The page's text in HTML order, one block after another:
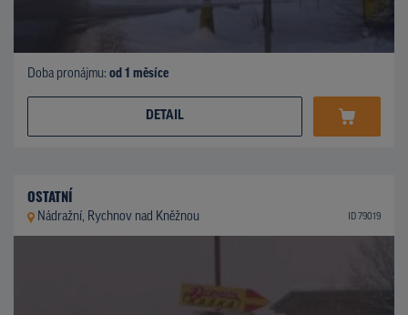
Doba pronájmu: od 1 měsíce
DETAIL
OSTATNÍ
Nádražní, Rychnov nad Kněžnou ID 79019